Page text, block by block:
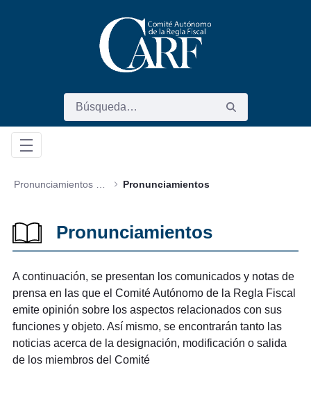
Pronunciamientos
Pronunciamientos
A continuación, se presentan los comunicados y notas de
prensa en las que el Comité Autónomo de la Regla Fiscal
emite opinión sobre los aspectos relacionados con sus
funciones y objeto. Así mismo, se encontrarán tanto las
noticias acerca de la designación, modificación o salida
de los miembros del Comité